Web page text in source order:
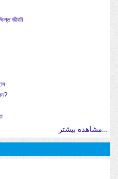
জীবনি
مشاهده بیشتر...